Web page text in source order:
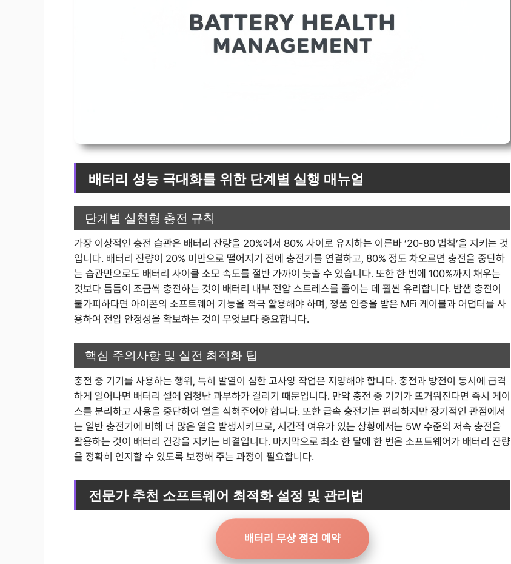
배터리 성능 극대화를 위한 단계별 실행 매뉴얼
단계별 실천형 충전 규칙
가장 이상적인 충전 습관은 배터리 잔량을 20%에서 80% 사이로 유지하는 이른바 ’20-80 법칙’을 지키는 것
입니다. 배터리 잔량이 20% 미만으로 떨어지기 전에 충전기를 연결하고, 80% 정도 차오르면 충전을 중단하
는 습관만으로도 배터리 사이클 소모 속도를 절반 가까이 늦출 수 있습니다. 또한 한 번에 100%까지 채우는
것보다 틈틈이 조금씩 충전하는 것이 배터리 내부 전압 스트레스를 줄이는 데 훨씬 유리합니다. 밤샘 충전이
불가피하다면 아이폰의 소프트웨어 기능을 적극 활용해야 하며, 정품 인증을 받은 MFi 케이블과 어댑터를 사
용하여 전압 안정성을 확보하는 것이 무엇보다 중요합니다.
핵심 주의사항 및 실전 최적화 팁
충전 중 기기를 사용하는 행위, 특히 발열이 심한 고사양 작업은 지양해야 합니다. 충전과 방전이 동시에 급격
하게 일어나면 배터리 셀에 엄청난 과부하가 걸리기 때문입니다. 만약 충전 중 기기가 뜨거워진다면 즉시 케이
스를 분리하고 사용을 중단하여 열을 식혀주어야 합니다. 또한 급속 충전기는 편리하지만 장기적인 관점에서
는 일반 충전기에 비해 더 많은 열을 발생시키므로, 시간적 여유가 있는 상황에서는 5W 수준의 저속 충전을
활용하는 것이 배터리 건강을 지키는 비결입니다. 마지막으로 최소 한 달에 한 번은 소프트웨어가 배터리 잔량
을 정확히 인지할 수 있도록 보정해 주는 과정이 필요합니다.
전문가 추천 소프트웨어 최적화 설정 및 관리법
배터리 무상 점검 예약